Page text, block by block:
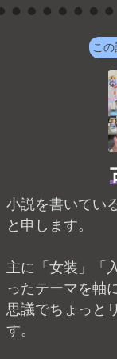
こ
小説を書いてい
と申します。
主に「女装」「
ったテーマを軸
思議でちょっと
す。